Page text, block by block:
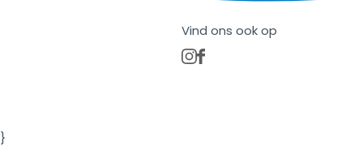
Vind ons ook op
}